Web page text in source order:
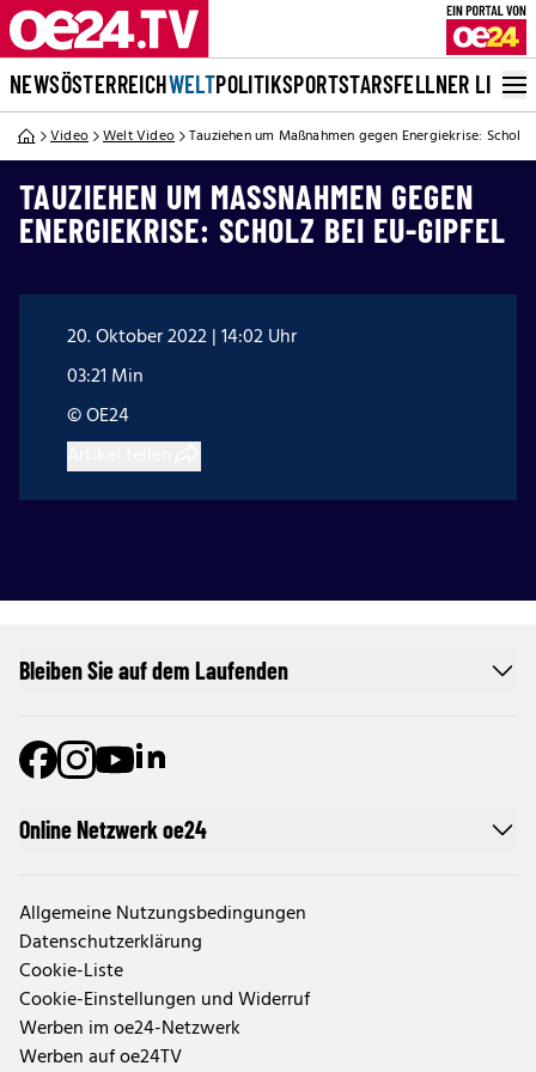
NEWSÖSTERREICHWELTPOLITIKSPORTSTARSFELLNER LIVE
Video Welt Video Tauziehen um Maßnahmen gegen Energiekrise: Scholz
TAUZIEHEN UM MASSNAHMEN GEGEN E
NERGIEKRISE: SCHOLZ BEI EU-GIPFEL
20. Oktober 2022 | 14:02 Uhr
03:21 Min
© OE24
Online Netzwerk oe24
Allgemeine Nutzungsbedingungen
Datenschutzerklärung
Cookie-Liste
Cookie-Einstellungen und Widerruf
Werben im oe24-Netzwerk
Werben auf oe24TV
Bleiben Sie auf dem Laufenden